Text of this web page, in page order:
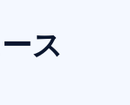
ス